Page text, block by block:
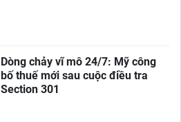
Dòng chảy vĩ mô 24/7: Mỹ công
bố thuế mới sau cuộc điều tra
Section 301